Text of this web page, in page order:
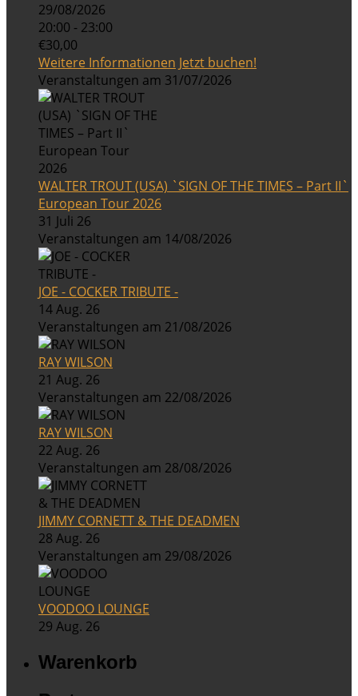
29/08/2026
20:00 - 23:00
€30,00
Weitere Informationen Jetzt buchen!
Veranstaltungen am 31/07/2026
WALTER TROUT (USA) `SIGN OF THE TIMES – Part II`
European Tour 2026
31 Juli 26
Veranstaltungen am 14/08/2026
JOE - COCKER TRIBUTE -
14 Aug. 26
Veranstaltungen am 21/08/2026
RAY WILSON
21 Aug. 26
Veranstaltungen am 22/08/2026
RAY WILSON
22 Aug. 26
Veranstaltungen am 28/08/2026
JIMMY CORNETT & THE DEADMEN
28 Aug. 26
Veranstaltungen am 29/08/2026
VOODOO LOUNGE
29 Aug. 26
Warenkorb